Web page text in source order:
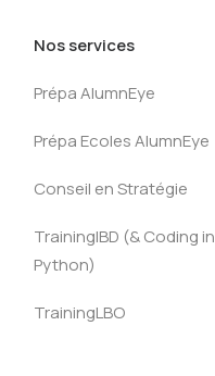
Nos services
Prépa AlumnEye
Prépa Ecoles AlumnEye
Conseil en Stratégie
TrainingIBD (& Coding in
Python)
TrainingLBO